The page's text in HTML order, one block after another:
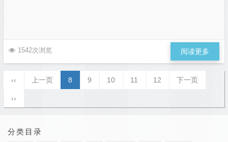
1542次浏览 阅读更多
‹‹ 上一页 8 9 10 11 12 下一页
››
分类目录